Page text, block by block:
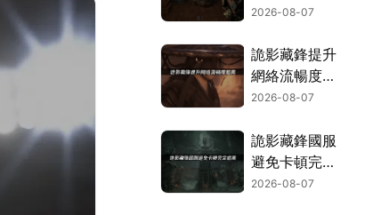
辦？網路優化
2026-08-07
詭影藏鋒提升
網絡流暢度指
南！
2026-08-07
詭影藏鋒國服
避免卡頓完全
指南：網絡優
2026-08-07